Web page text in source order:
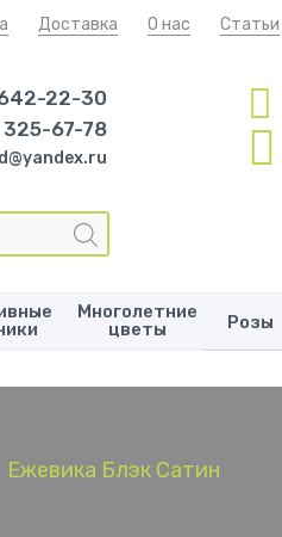
Доставка О нас Статьи
22-30
67-78
Многолетние
цветы
Розы
Ежевика Блэк Сатин